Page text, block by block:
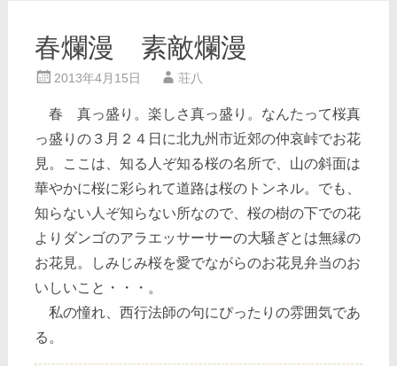
春爛漫 素敵爛漫
2013年4月15日 荘八
春 真っ盛り。楽しさ真っ盛り。なんたって桜真
っ盛りの３月２４日に北九州市近郊の仲哀峠でお花
見。ここは、知る人ぞ知る桜の名所で、山の斜面は
華やかに桜に彩られて道路は桜のトンネル。でも、
知らない人ぞ知らない所なので、桜の樹の下での花
よりダンゴのアラエッサーサーの大騒ぎとは無縁の
お花見。しみじみ桜を愛でながらのお花見弁当のお
いしいこと・・・。
私の憧れ、西行法師の句にぴったりの雰囲気であ
る。